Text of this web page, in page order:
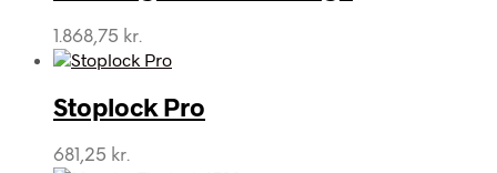
1.868,75 kr.
Stoplock Pro
681,25 kr.